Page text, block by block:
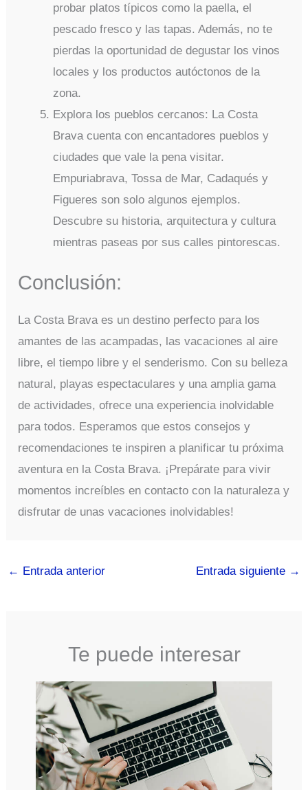
probar platos típicos como la paella, el
pescado fresco y las tapas. Además, no te
pierdas la oportunidad de degustar los vinos
locales y los productos autóctonos de la
zona.
Explora los pueblos cercanos: La Costa
Brava cuenta con encantadores pueblos y
ciudades que vale la pena visitar.
Empuriabrava, Tossa de Mar, Cadaqués y
Figueres son solo algunos ejemplos.
Descubre su historia, arquitectura y cultura
mientras paseas por sus calles pintorescas.
Conclusión:
La Costa Brava es un destino perfecto para los
amantes de las acampadas, las vacaciones al aire
libre, el tiempo libre y el senderismo. Con su belleza
natural, playas espectaculares y una amplia gama
de actividades, ofrece una experiencia inolvidable
para todos. Esperamos que estos consejos y
recomendaciones te inspiren a planificar tu próxima
aventura en la Costa Brava. ¡Prepárate para vivir
momentos increíbles en contacto con la naturaleza y
disfrutar de unas vacaciones inolvidables!
← Entrada anterior Entrada siguiente →
Te puede interesar